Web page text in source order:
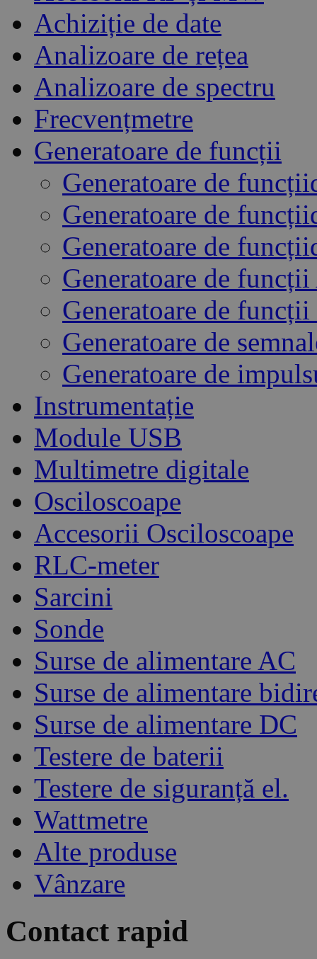
Achiziție de date
Analizoare de rețea
Analizoare de spectru
Frecvențmetre
Generatoare de funcții
Generatoare de
Generatoare de
Generatoare de
Generatoare de
Generatoare de
Generatoare de
Generatoare de
Instrumentație
Module USB
Multimetre digitale
Osciloscoape
Accesorii Osciloscoape
RLC-meter
Sarcini
Sonde
Surse de alimentare AC
Surse de alimentare
Surse de alimentare DC
Testere de baterii
Testere de siguranță el.
Wattmetre
Alte produse
Vânzare
Contact rapid